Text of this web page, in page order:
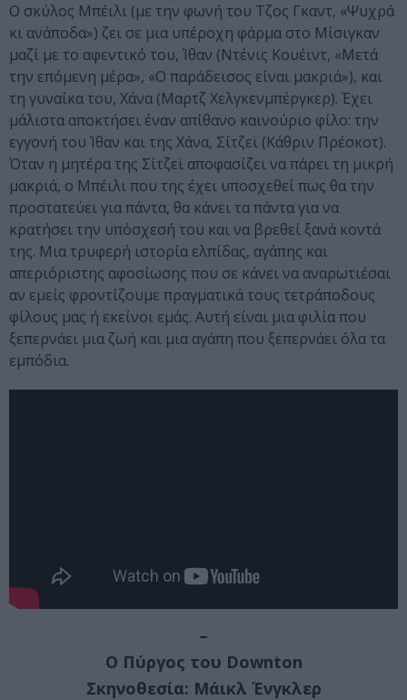
Ο σκύλος Μπέιλι (με την φωνή του Τζος Γκαντ, «Ψυχρά
κι ανάποδα») ζει σε μια υπέροχη φάρμα στο Μίσιγκαν
μαζί με το αφεντικό του, Ίθαν (Ντένις Κουέιντ, «Μετά
την επόμενη μέρα», «Ο παράδεισος είναι μακριά»), και
τη γυναίκα του, Χάνα (Μαρτζ Χελγκενμπέργκερ). Έχει
μάλιστα αποκτήσει έναν απίθανο καινούριο φίλο: την
εγγονή του Ίθαν και της Χάνα, Σίτζεϊ (Κάθριν Πρέσκοτ).
Όταν η μητέρα της Σίτζεϊ αποφασίζει να πάρει τη μικρή
μακριά, ο Μπέιλι που της έχει υποσχεθεί πως θα την
προστατεύει για πάντα, θα κάνει τα πάντα για να
κρατήσει την υπόσχεσή του και να βρεθεί ξανά κοντά
της. Μια τρυφερή ιστορία ελπίδας, αγάπης και
απεριόριστης αφοσίωσης που σε κάνει να αναρωτιέσαι
αν εμείς φροντίζουμε πραγματικά τους τετράποδους
φίλους μας ή εκείνοι εμάς. Αυτή είναι μια φιλία που
ξεπερνάει μια ζωή και μια αγάπη που ξεπερνάει όλα τα
εμπόδια.
–
Ο Πύργος του Downton
Σκηνοθεσία: Μάικλ Ένγκλερ